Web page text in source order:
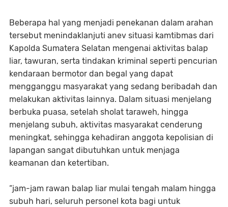
Beberapa hal yang menjadi penekanan dalam arahan
tersebut menindaklanjuti anev situasi kamtibmas dari
Kapolda Sumatera Selatan mengenai aktivitas balap
liar, tawuran, serta tindakan kriminal seperti pencurian
kendaraan bermotor dan begal yang dapat
mengganggu masyarakat yang sedang beribadah dan
melakukan aktivitas lainnya. Dalam situasi menjelang
berbuka puasa, setelah sholat taraweh, hingga
menjelang subuh, aktivitas masyarakat cenderung
meningkat, sehingga kehadiran anggota kepolisian di
lapangan sangat dibutuhkan untuk menjaga
keamanan dan ketertiban.
“jam-jam rawan balap liar mulai tengah malam hingga
subuh hari, seluruh personel kota bagi untuk